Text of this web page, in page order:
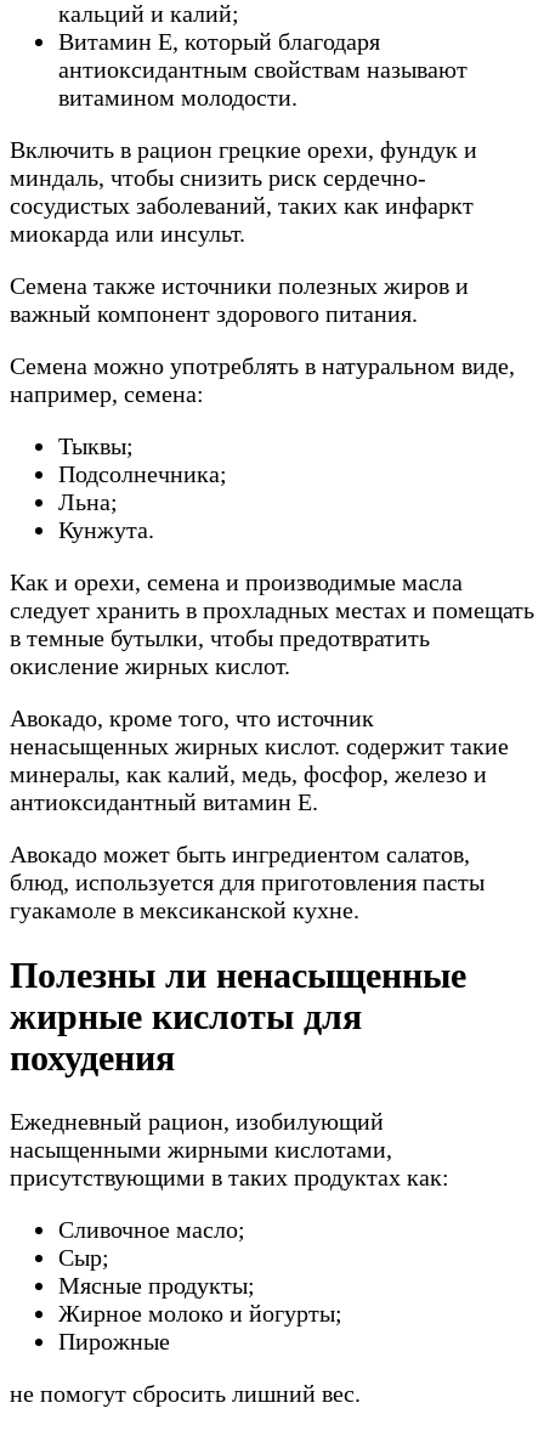
кальций и калий;
Витамин Е, который благодаря
антиоксидантным свойствам называют
витамином молодости.
Включить в рацион грецкие орехи, фундук и
миндаль, чтобы снизить риск сердечно-
сосудистых заболеваний, таких как инфаркт
миокарда или инсульт.
Семена также источники полезных жиров и
важный компонент здорового питания.
Семена можно употреблять в натуральном виде,
например, семена:
Тыквы;
Подсолнечника;
Льна;
Кунжута.
Как и орехи, семена и производимые масла
следует хранить в прохладных местах и ​​помещать
в темные бутылки, чтобы предотвратить
окисление жирных кислот.
Авокадо, кроме того, что источник
ненасыщенных жирных кислот. содержит такие
минералы, как калий, медь, фосфор, железо и
антиоксидантный витамин Е.
Авокадо может быть ингредиентом салатов,
блюд, используется для приготовления пасты
гуакамоле в мексиканской кухне.
Полезны ли ненасыщенные
жирные кислоты для
похудения
Ежедневный рацион, изобилующий
насыщенными жирными кислотами,
присутствующими в таких продуктах как:
Сливочное масло;
Сыр;
Мясные продукты;
Жирное молоко и йогурты;
Пирожные
не помогут сбросить лишний вес.